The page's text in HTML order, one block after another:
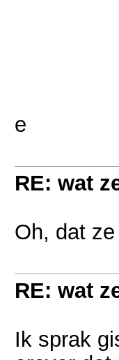
e
RE: wat
Oh, dat
RE: wat
Ik sprak